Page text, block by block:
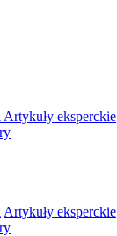
Artykuły eksperckie
Artykuły eksperckie